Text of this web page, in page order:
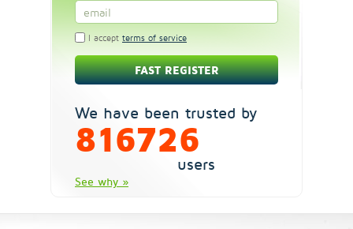
I accept terms of service
We have been trusted by
816726
users
See why »